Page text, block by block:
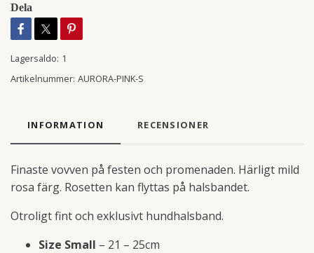
Dela
Lagersaldo: 1
Artikelnummer: AURORA-PINK-S
INFORMATION RECENSIONER
Finaste vovven på festen och promenaden. Härligt mild
rosa färg. Rosetten kan flyttas på halsbandet.
Otroligt fint och exklusivt hundhalsband.
Size Small – 21 – 25cm